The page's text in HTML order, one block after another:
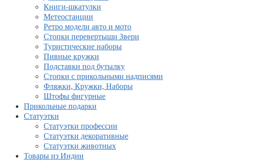
Книги-шкатулки
Метеостанции
Ретро модели авто и мото
Стопки перевертыши Звери
Туристические наборы
Пивные кружки
Подставки под бутылку
Стопки с прикольными надписями
Фляжки, Кружки, Наборы
Штофы фигурные
Прикольные подарки
Статуэтки
Статуэтки профессии
Статуэтки декоративные
Статуэтки животных
Товары из Индии